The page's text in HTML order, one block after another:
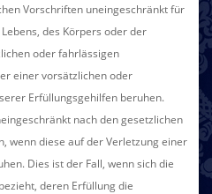
Vorschriften uneingeschränkt für
des Körpers oder der
oder fahrlässigen
einer vorsätzlichen oder
Erfüllungsgehilfen beruhen.
nach den gesetzlichen
wenn diese auf der Verletzung einer
Dies ist der Fall, wenn sich die
deren Erfüllung die